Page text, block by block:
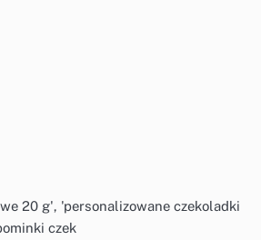
20 g', 'personalizowane czekoladki
czek